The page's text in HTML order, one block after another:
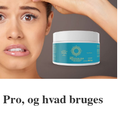
Pro, og hvad bruges